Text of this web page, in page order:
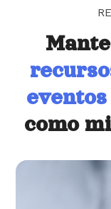
eventos
como